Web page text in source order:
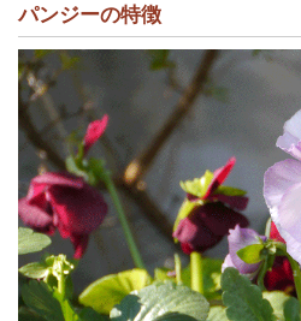
パンジーの特徴